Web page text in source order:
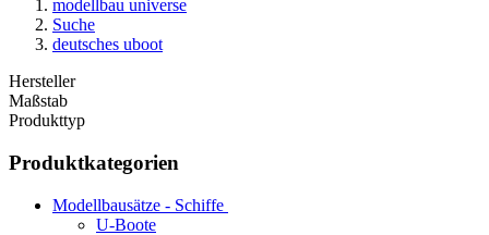
modellbau universe
Suche
deutsches uboot
Hersteller
Maßstab
Produkttyp
Produktkategorien
Modellbausätze - Schiffe
U-Boote